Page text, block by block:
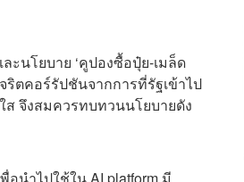
ะนโยบาย ‘คูปองซื้อปุ๋ย-เมล็ด
ตคอร์รัปชันจากการที่รัฐเข้าไป
ส จึงสมควรทบทวนนโยบายดัง
อนำไปใช้ใน AI platform มี